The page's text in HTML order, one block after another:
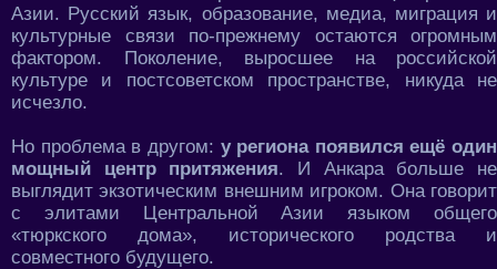
Азии. Русский язык, образование, медиа, миграция и
культурные связи по-прежнему остаются огромным
фактором. Поколение, выросшее на российской
культуре и постсоветском пространстве, никуда не
исчезло.
Но проблема в другом: у региона появился ещё один
мощный центр притяжения. И Анкара больше не
выглядит экзотическим внешним игроком. Она говорит
с элитами Центральной Азии языком общего
«тюркского дома», исторического родства и
совместного будущего.